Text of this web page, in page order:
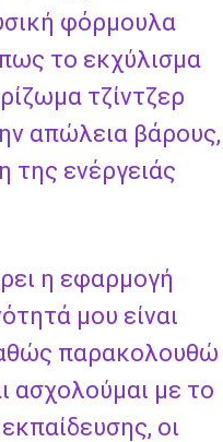
φόρμουλα
το εκχύλισμα
τζίντζερ
απώλεια βάρους,
της ενέργειάς
η εφαρμογή
μου είναι
παρακολουθώ
ασχολούμαι με το
οι